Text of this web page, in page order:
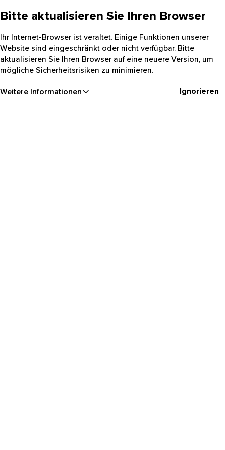
Bitte aktualisieren Sie Ihren Browser
Ihr Internet-Browser ist veraltet. Einige Funktionen unserer
Website sind eingeschränkt oder nicht verfügbar. Bitte
aktualisieren Sie Ihren Browser auf eine neuere Version, um
mögliche Sicherheitsrisiken zu minimieren.
Weitere Informationen Ignorieren